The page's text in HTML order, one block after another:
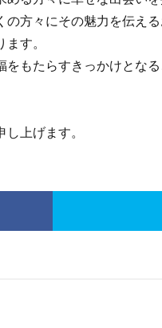
方々にその魅力を伝え
す。
もたらすきっかけとなる
上げます。